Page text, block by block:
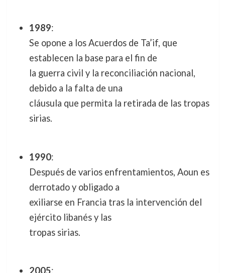
1989:
Se opone a los Acuerdos de Ta’if, que
establecen la base para el fin de
la guerra civil y la reconciliación nacional,
debido a la falta de una
cláusula que permita la retirada de las tropas
sirias.
1990:
Después de varios enfrentamientos, Aoun es
derrotado y obligado a
exiliarse en Francia tras la intervención del
ejército libanés y las
tropas sirias.
2005: